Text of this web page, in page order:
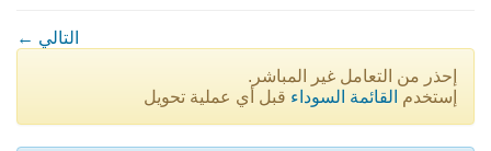
← التالي
إحذر من التعامل غير المباشر.
إستخدم القائمة السوداء قبل أي عملية تحويل